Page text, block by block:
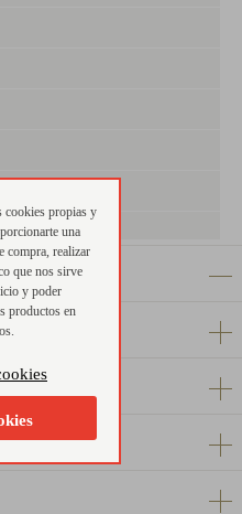
cookies propias y
una
compra, realizar
que nos sirve
y poder
productos en